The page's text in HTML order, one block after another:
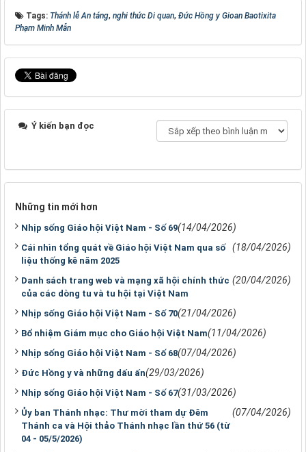
Tags: Thánh lễ An táng, nghi thức Di quan, Đức Hồng y Gioan Baotixita
Phạm Minh Mẫn
Ý kiến bạn đọc
Những tin mới hơn
Nhịp sống Giáo hội Việt Nam - Số 69(14/04/2026)
Cái nhìn tổng quát về Giáo hội Việt Nam qua số
liệu thống kê năm 2025
(18/04/2026)
Danh sách trang web và mạng xã hội chính thức
của các dòng tu và tu hội tại Việt Nam
(20/04/2026)
Nhịp sống Giáo hội Việt Nam - Số 70(21/04/2026)
Bổ nhiệm Giám mục cho Giáo hội Việt Nam(11/04/2026)
Nhịp sống Giáo hội Việt Nam - Số 68(07/04/2026)
Đức Hồng y và những dấu ấn(29/03/2026)
Nhịp sống Giáo hội Việt Nam - Số 67(31/03/2026)
Ủy ban Thánh nhạc: Thư mời tham dự Đêm
Thánh ca và Hội thảo Thánh nhạc lần thứ 56 (từ
04 - 05/5/2026)
(07/04/2026)